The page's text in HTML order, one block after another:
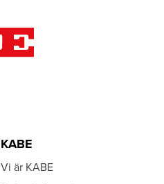
KABE
Vi är KABE